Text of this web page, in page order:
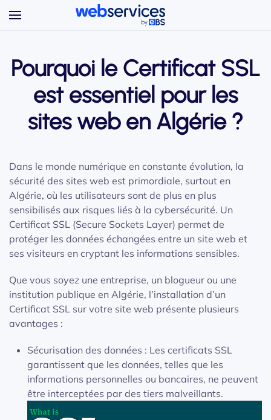
Pourquoi le Certificat SSL
est essentiel pour les
sites web en Algérie ?
Dans le monde numérique en constante évolution, la
sécurité des sites web est primordiale, surtout en
Algérie, où les utilisateurs sont de plus en plus
sensibilisés aux risques liés à la cybersécurité. Un
Certificat SSL (Secure Sockets Layer) permet de
protéger les données échangées entre un site web et
ses visiteurs en cryptant les informations sensibles.
Que vous soyez une entreprise, un blogueur ou une
institution publique en Algérie, l’installation d’un
Certificat SSL sur votre site web présente plusieurs
avantages :
Sécurisation des données : Les certificats SSL
garantissent que les données, telles que les
informations personnelles ou bancaires, ne peuvent
être interceptées par des tiers malveillants.